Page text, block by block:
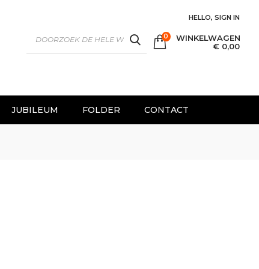
HELLO, SIGN IN
SEARCH WINKELWAGEN
€ 0,00
0
JUBILEUM FOLDER CONTACT